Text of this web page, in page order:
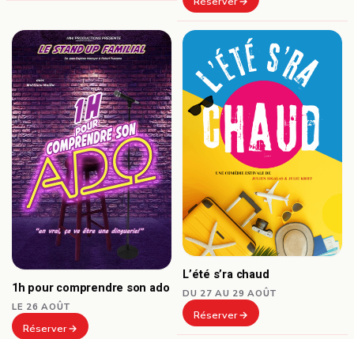
1h pour comprendre son ado
LE 26 AOÛT
Réserver
L’été s’ra chaud
DU 27 AU 29 AOÛT
Réserver